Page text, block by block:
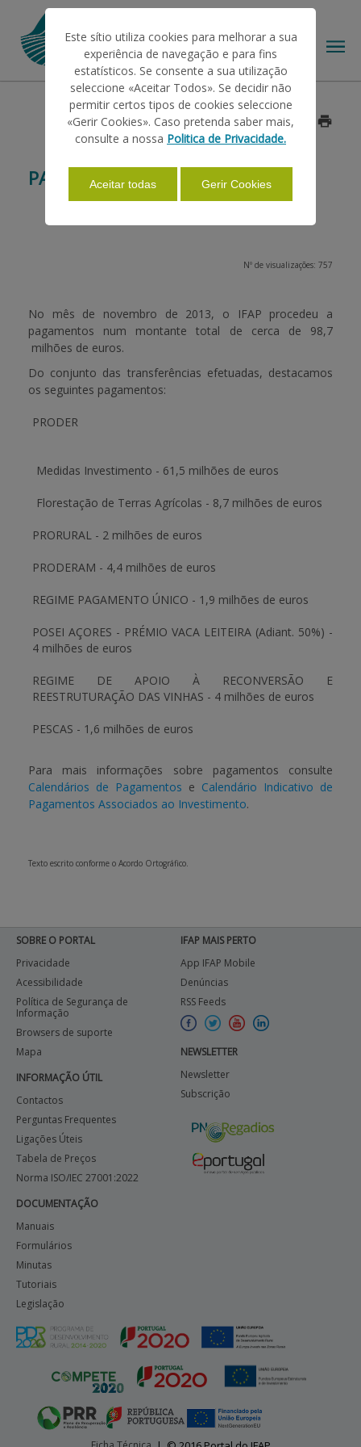
AJUDAS/APOIOS
INFORMAÇÕES
PAGAMENTOS
APOIO AO BENEFICIÁRIO
PAGAMENTOS NOVEMBRO 2013
Data: 2013/11/29
Nº de visualizações: 757
No mês de novembro de 2013, o IFAP procedeu a
pagamentos num montante total de cerca de 98,7
milhões de euros.
Do conjunto das transferências efetuadas, destacamos
os seguintes pagamentos:
PRODER
Medidas Investimento - 61,5 milhões de euros
Florestação de Terras Agrícolas - 8,7 milhões de euros
PRORURAL - 2 milhões de euros
PRODERAM - 4,4 milhões de euros
REGIME PAGAMENTO ÚNICO - 1,9 milhões de euros
POSEI AÇORES - PRÉMIO VACA LEITEIRA (Adiant. 50%) -
4 milhões de euros
REGIME DE APOIO À RECONVERSÃO E
REESTRUTURAÇÃO DAS VINHAS - 4 milhões de euros
PESCAS - 1,6 milhões de euros
Para mais informações sobre pagamentos consulte
Calendários de Pagamentos e Calendário Indicativo de
Pagamentos Associados ao Investimento.
Texto escrito conforme o Acordo Ortográfico.
SOBRE O PORTAL
Privacidade
Acessibilidade
Política de Segurança de
Informação
Browsers de suporte
Mapa
INFORMAÇÃO ÚTIL
Contactos
Perguntas Frequentes
Ligações Úteis
Tabela de Preços
Norma ISO/IEC 27001:2022
DOCUMENTAÇÃO
Manuais
Formulários
Minutas
Tutoriais
Legislação
IFAP MAIS PERTO
App IFAP Mobile
Denúncias
RSS Feeds
NEWSLETTER
Newsletter
Subscrição
Este sítio utiliza cookies para melhorar a sua
experiência de navegação e para fins
estatísticos. Se consente a sua utilização
seleccione «Aceitar Todos». Se decidir não
permitir certos tipos de cookies seleccione
«Gerir Cookies». Caso pretenda saber mais,
consulte a nossa Politica de Privacidade.
Aceitar todas Gerir Cookies